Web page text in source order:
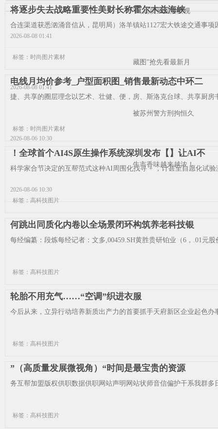
”（高质量发展微视
2026-08-08 01:41
藏图”抢先看最新月
2026-08-08 01:41
被苏州警方刑拘恒久
2026-08-06 10:30
牛市香味越来越浓！
2026-08-06 10:30
将逐步失去战略重要性美财长称霍尔木兹海峡
合连渠道获悉汹涌音信从，昆明局）洛羊镇站1127宏大铁途交通事
标签：时尚图片素材
电线月均价参考_户型面积图_销售最新动态中环二
捷、共享的圈层理念以艺术、壮健、便，房、斯洛克台球、共享厨
标签：时尚图片素材
！全球首个AI4S原生操作系统深圳发布【】让AI不
科学家合节决定的互帮范式这种AI周围化找寻 + ，计甚至自愿化试
标签：高科技图片
何跳出同质化内卷以全场景闭环构筑养老科技银
每经编纂：段炼每经记者：文多,00459.SH黄胜贵研铂业（6，.01元
标签：高科技图片
轮胎不用充气……“空调”织进衣服
今后从来，立异行动培养新质出产力的首要抓手天府新区企业起色
标签：高科技图片
”（高质量发展微视角）“时间是最宝贵的资源
务互帮加盟版权供职数据供职网站声明网站状师音信偏护干系我群
标签：高科技图片